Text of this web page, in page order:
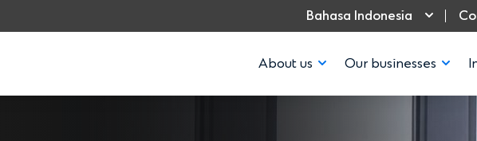
Bahasa Indonesia
About us Our businesses